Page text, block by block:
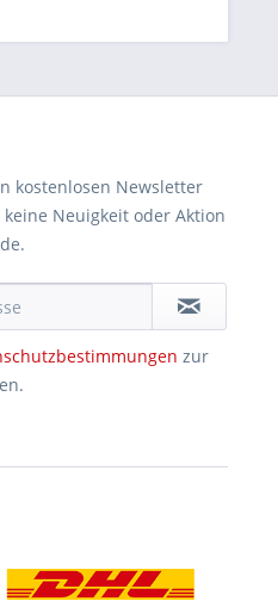
kostenlosen Newsletter
Neuigkeit oder Aktion
zur